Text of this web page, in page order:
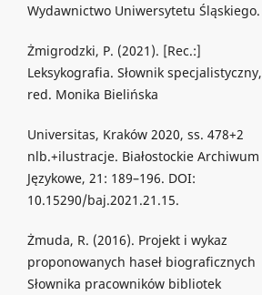
Wydawnictwo Uniwersytetu Śląskiego.
Żmigrodzki, P. (2021). [Rec.:]
Leksykografia. Słownik specjalistyczny,
red. Monika Bielińska
Universitas, Kraków 2020, ss. 478+2
nlb.+ilustracje. Białostockie Archiwum
Językowe, 21: 189–196. DOI:
10.15290/baj.2021.21.15.
Żmuda, R. (2016). Projekt i wykaz
proponowanych haseł biograficznych
Słownika pracowników bibliotek